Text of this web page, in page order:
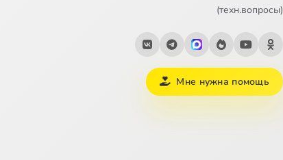
(техн.вопросы)
Мне нужна помощь